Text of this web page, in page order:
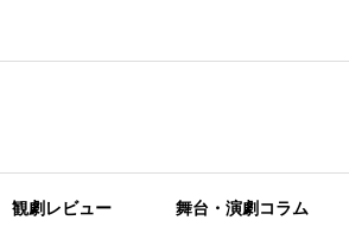
観劇レビュー 舞台・演劇コラム